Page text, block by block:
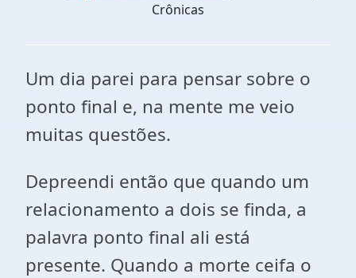
Crônicas
Um dia parei para pensar sobre o
ponto final e, na mente me veio
muitas questões.
Depreendi então que quando um
relacionamento a dois se finda, a
palavra ponto final ali está
presente. Quando a morte ceifa o